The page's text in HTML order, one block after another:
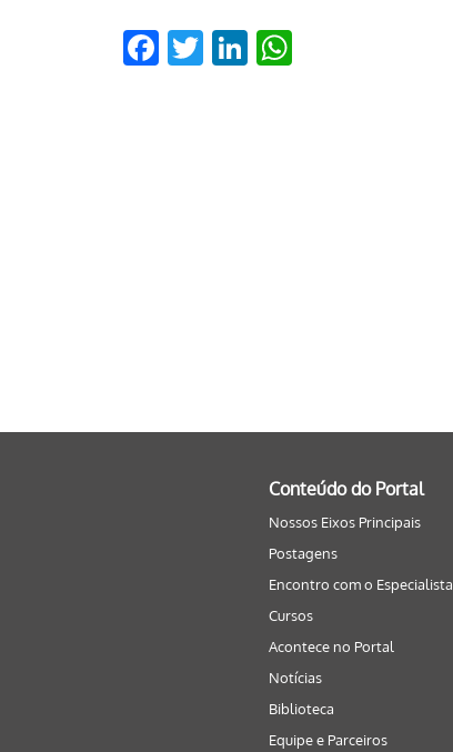
Facebook
TwitterLinkedIn
Conteúdo do Portal
Nossos Eixos Principais
Postagens
Encontro com o Especialista
Cursos
Acontece no Portal
Notícias
Biblioteca
Equipe e Parceiros